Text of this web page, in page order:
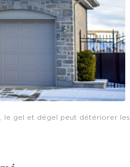
le gel et dégel peut détériorer les